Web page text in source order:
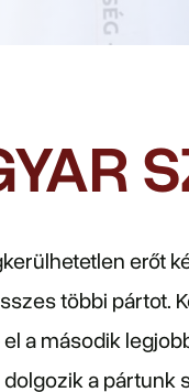
erőt
többi pártot.
a második
a pártunk